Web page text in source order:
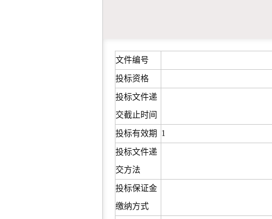
文件编号
投标资格
投标文件递
交截止时间
投标有效期 1
投标文件递
交方法
投标保证金
缴纳方式